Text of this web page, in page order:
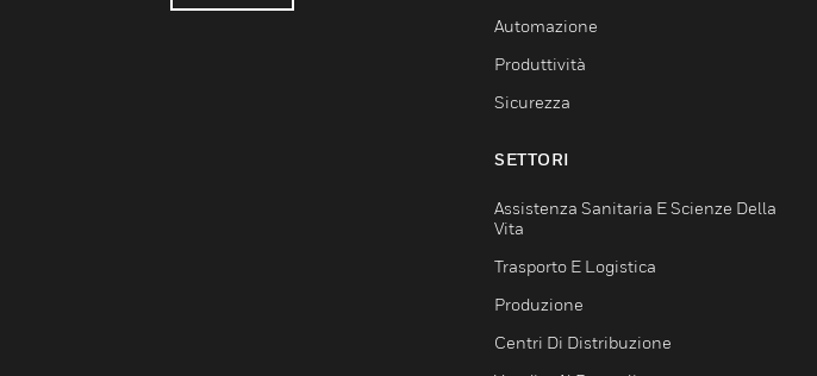
Automazione
Produttività
Sicurezza
SETTORI
Assistenza Sanitaria E Scienze Della
Vita
Trasporto E Logistica
Produzione
Centri Di Distribuzione